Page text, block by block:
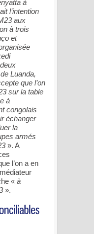
à
l’intention
aux
à trois
et
Luanda,
que l’on
sur la table
à
congolais
échanger
la
armés
». A
l’on a en
« à
».